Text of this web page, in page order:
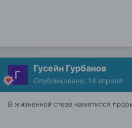
Гусейн Гурбанов
Опубликовано: 14 апреля
В жизненной стезе наметился